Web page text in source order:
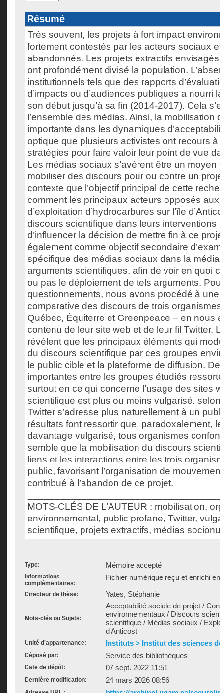
Résumé
Très souvent, les projets à fort impact
fortement contestés par les acteurs sociaux
abandonnés. Les projets extractifs envisagés
ont profondément divisé la population.
institutionnels tels que des rapports
d’impacts ou d’audiences publiques a nourri
son début jusqu’à sa fin (2014-2017). Cela
l’ensemble des médias. Ainsi, la mobilisation
importante dans les dynamiques
optique que plusieurs activistes ont recours
stratégies pour faire valoir leur point de vue
Les médias sociaux s’avèrent être un
mobiliser des discours pour ou contre un
contexte que l’objectif principal de cette
comment les principaux acteurs opposés
d’exploitation d’hydrocarbures sur l’île
discours scientifique dans leurs interventions
d’influencer la décision de mettre fin à ce
également comme objectif secondaire
spécifique des médias sociaux dans la
arguments scientifiques, afin de voir en quoi
ou pas le déploiement de tels arguments.
questionnements, nous avons procédé à
comparative des discours de trois
Québec, Équiterre et Greenpeace – en nous
contenu de leur site web et de leur fil Twitter.
révèlent que les principaux éléments qui
du discours scientifique par ces groupes
le public cible et la plateforme de diffusion.
importantes entre les groupes étudiés
surtout en ce qui concerne l’usage des sites
scientifique est plus ou moins vulgarisé,
Twitter s’adresse plus naturellement à un
résultats font ressortir que, paradoxalement,
davantage vulgarisé, tous organismes
semble que la mobilisation du discours
liens et les interactions entre les trois
public, favorisant l’organisation de
contribué à l’abandon de ce projet.
MOTS-CLÉS DE L’AUTEUR : mobilisation,
environnemental, public profane, Twitter,
scientifique, projets extractifs, médias
Type: Mémoire accepté
Informations
complémentaires:
Fichier numérique reçu et enrichi
Directeur de thèse: Yates, Stéphanie
Mots-clés ou Sujets:
Acceptabilité sociale de projet /
environnementaux / Discours
scientifique / Médias sociaux /
d'Anticosti
Unité d'appartenance: Instituts > Institut des sciences
Déposé par: Service des bibliothèques
Date de dépôt: 07 sept. 2022 11:51
Dernière modification: 24 mars 2026 08:56